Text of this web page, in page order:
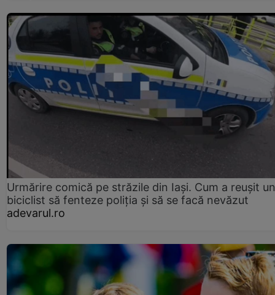
Urmărire comică pe străzile din Iași. Cum a reușit un
biciclist să fenteze poliția și să se facă nevăzut
adevarul.ro